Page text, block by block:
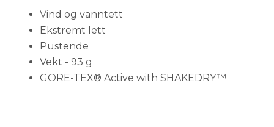
Vind og vanntett
Ekstremt lett
Pustende
Vekt - 93 g
GORE-TEX® Active with SHAKEDRY™